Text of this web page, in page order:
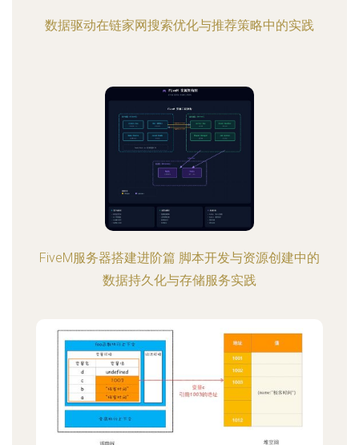
数据驱动在链家网搜索优化与推荐策略中的实践
FiveM服务器搭建进阶篇 脚本开发与资源创建中的
数据持久化与存储服务实践